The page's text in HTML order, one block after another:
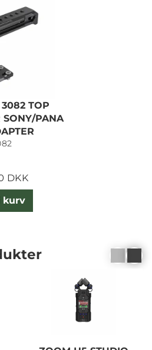
TOP
SONY/PANA
DKK
kurv